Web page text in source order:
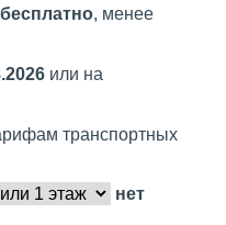
бесплатно, менее
или на
транспортных
нет